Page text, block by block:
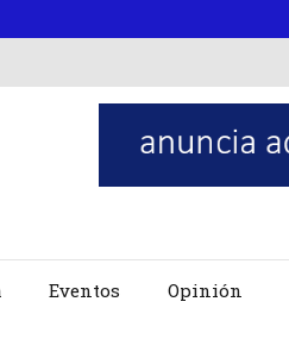
Eventos Opinión